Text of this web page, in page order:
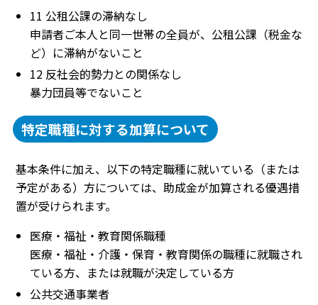
11 公租公課の滞納なし
申請者ご本人と同一世帯の全員が、公租公課（税金な
ど）に滞納がないこと
12 反社会的勢力との関係なし
暴力団員等でないこと
特定職種に対する加算について
基本条件に加え、以下の特定職種に就いている（または
予定がある）方については、助成金が加算される優遇措
置が受けられます。
医療・福祉・教育関係職種
医療・福祉・介護・保育・教育関係の職種に就職され
ている方、または就職が決定している方
公共交通事業者